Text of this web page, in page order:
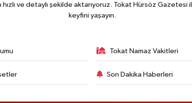
ve detaylı şekilde aktarıyoruz. Tokat Hürsöz
keyfini yaşayın.
Tokat Namaz Vakitleri
Son Dakika Haberleri